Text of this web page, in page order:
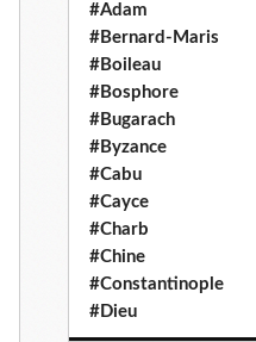
#Adam
#Bernard-Maris
#Boileau
#Bosphore
#Bugarach
#Byzance
#Cabu
#Cayce
#Charb
#Chine
#Constantinople
#Dieu